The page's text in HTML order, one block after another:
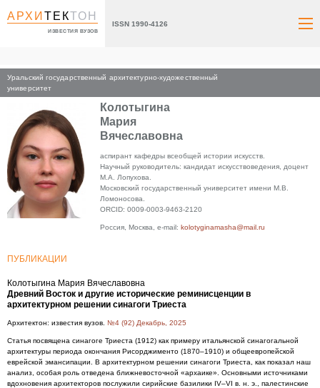
АРХИТЕКТОН
ИЗВЕСТИЯ ВУЗОВ
ISSN 1990-4126
Уральский государственный архитектурно-художественный
университет
Главная
Колотыгина
Мария
Вячеславовна
аспирант кафедры всеобщей истории искусств.
Научный руководитель: кандидат искусствоведения, доцент
М.А. Лопухова.
Московский государственный университет имени М.В.
Ломоносова.
ORCID: 0009-0003-9463-2120
Россия, Москва, e-mail: kolotyginamasha@mail.ru
ПУБЛИКАЦИИ
Колотыгина Мария Вячеславовна
Древний Восток и другие исторические реминисценции в
архитектурном решении синагоги Триеста
Архитектон: известия вузов. №4 (92) Декабрь, 2025
Статья посвящена синагоге Триеста (1912) как примеру итальянской синагогальной
архитектуры периода окончания Рисорджименто (1870–1910) и общеевропейской
еврейской эмансипации. В архитектурном решении синагоги Триеста, как показал наш
анализ, особая роль отведена ближневосточной «архаике». Основными источниками
вдохновения архитекторов послужили сирийские базилики IV–VI в. н. э., палестинские